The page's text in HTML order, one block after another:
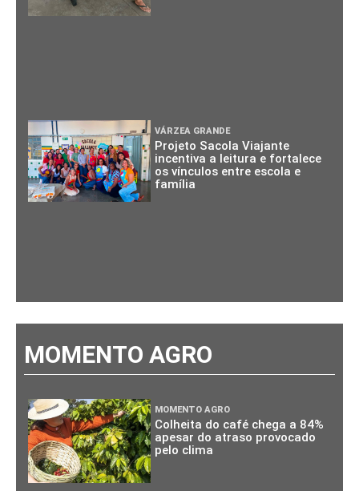
VÁRZEA GRANDE
Projeto Sacola Viajante
incentiva a leitura e fortalece
os vínculos entre escola e
família
MOMENTO AGRO
MOMENTO AGRO
Colheita do café chega a 84%
apesar do atraso provocado
pelo clima